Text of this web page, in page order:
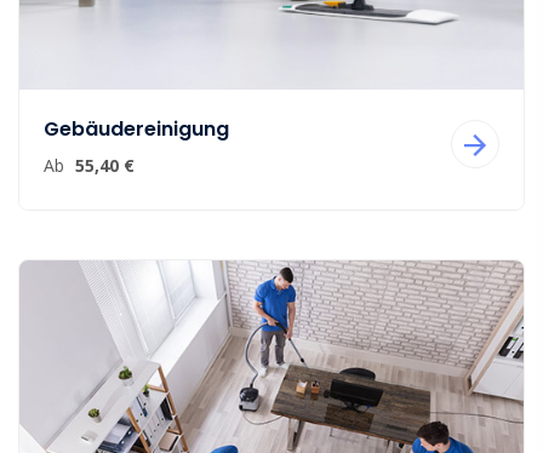
Gebäudereinigung
Ab 55,40 €